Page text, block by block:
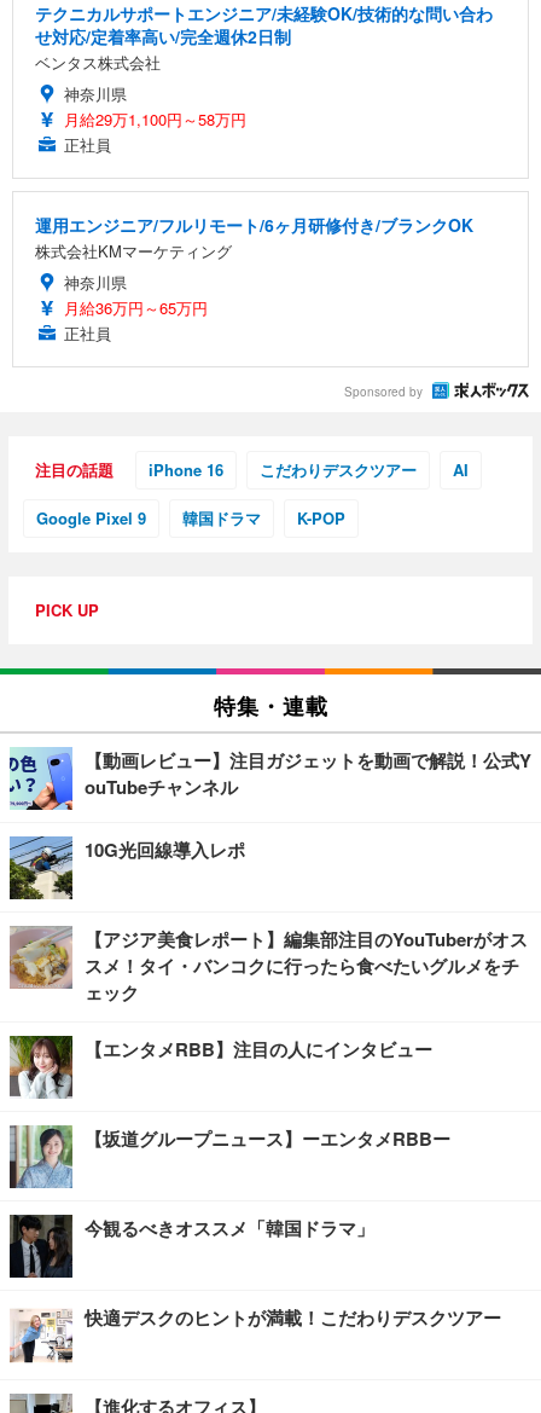
テクニカルサポートエンジニア/未経験OK/技術的な問い合わ
せ対応/定着率高い/完全週休2日制
ベンタス株式会社
神奈川県
月給29万1,100円～58万円
正社員
運用エンジニア/フルリモート/6ヶ月研修付き/ブランクOK
株式会社KMマーケティング
神奈川県
月給36万円～65万円
正社員
Sponsored by
注目の話題 iPhone 16 こだわりデスクツアー AI
Google Pixel 9 韓国ドラマ K-POP
PICK UP
特集・連載
【動画レビュー】注目ガジェットを動画で解説！公式Y
ouTubeチャンネル
10G光回線導入レポ
【アジア美食レポート】編集部注目のYouTuberがオス
スメ！タイ・バンコクに行ったら食べたいグルメをチ
ェック
【エンタメRBB】注目の人にインタビュー
【坂道グループニュース】ーエンタメRBBー
今観るべきオススメ「韓国ドラマ」
快適デスクのヒントが満載！こだわりデスクツアー
【進化するオフィス】